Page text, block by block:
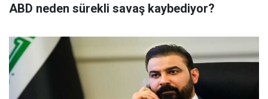
ABD neden sürekli savaş kaybediyor?